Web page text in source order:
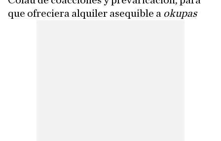
que ofreciera alquiler asequible a okupas